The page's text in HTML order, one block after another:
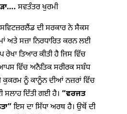
ਸਵਤੰਤਰ ਖੁਰਮੀ
ਦੀ ਸਰਕਾਰ ਨੇ ਸੈਕਸ
ਅਤੇ ਸਜ਼ਾ ਨਿਰਧਾਰਿਤ ਕਰਨ ਲਈ
ਰੇਖਾ ਤਿਆਰ ਕੀਤੀ ਹੈ ਜਿਸ ਵਿੱਚ
ਵਿੱਚ ਅਨੈਤਿਕ ਸਰੀਰਕ ਸਬੰਧ
ਕੁਕਰਮ ਨੂੰ ਕਾਨੂੰਨ ਦੀਆਂ ਨਜ਼ਰਾਂ ਵਿੱਚ
ਦਿੱਤੀ ਗਈ ਹੈ। “ਵਰਜਤ
”ਇਸ ਦਾ ਸਿੱਧਾ ਅਰਥ ਹੈ। ਉਥੋਂ ਦੀ